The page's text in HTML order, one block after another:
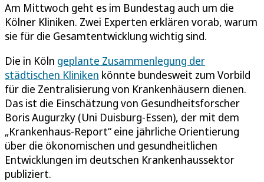
Am Mittwoch geht es im Bundestag auch um die
Kölner Kliniken. Zwei Experten erklären vorab, warum
sie für die Gesamtentwicklung wichtig sind.
Die in Köln geplante Zusammenlegung der
städtischen Kliniken könnte bundesweit zum Vorbild
für die Zentralisierung von Krankenhäusern dienen.
Das ist die Einschätzung von Gesundheitsforscher
Boris Augurzky (Uni Duisburg-Essen), der mit dem
„Krankenhaus-Report“ eine jährliche Orientierung
über die ökonomischen und gesundheitlichen
Entwicklungen im deutschen Krankenhaussektor
publiziert.